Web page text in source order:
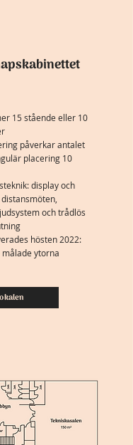
15 stående eller 10
påverkar antalet
placering 10
display och
och trådlös
hösten 2022:
ytorna